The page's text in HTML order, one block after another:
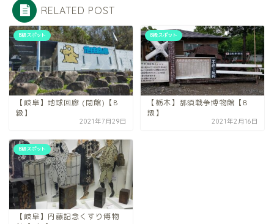
RELATED POST
B級スポット
【岐阜】地球回廊 (閉館)【B
級】
2021年7月29日
B級スポット
【栃木】那須戦争博物館【B
級】
2021年2月16日
B級スポット
【岐阜】内藤記念くすり博物